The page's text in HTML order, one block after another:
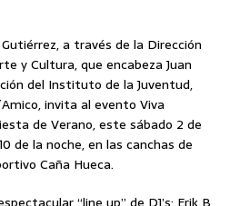
a través de la Dirección
y Cultura, que encabeza Juan
del Instituto de la Juventud,
invita al evento Viva
de Verano, este sábado 2 de
de la noche, en las canchas de
Caña Hueca.